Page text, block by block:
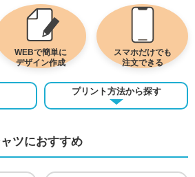
WEBで簡単に
デザイン作成
スマホだけでも
注文できる
プリント方法から探す
ツにおすすめ